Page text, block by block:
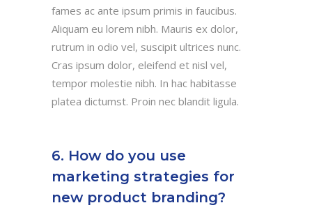
fames ac ante ipsum primis in faucibus.
Aliquam eu lorem nibh. Mauris ex dolor,
rutrum in odio vel, suscipit ultrices nunc.
Cras ipsum dolor, eleifend et nisl vel,
tempor molestie nibh. In hac habitasse
platea dictumst. Proin nec blandit ligula.
6. How do you use
marketing strategies for
new product branding?